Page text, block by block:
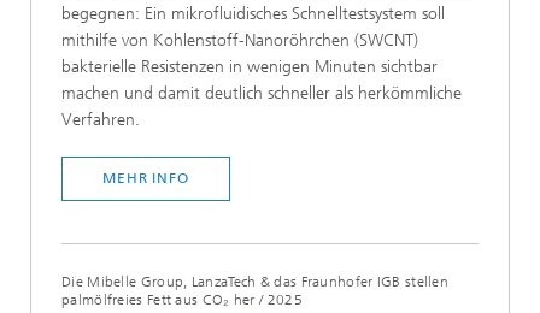
begegnen: Ein mikrofluidisches Schnelltestsystem soll
mithilfe von Kohlenstoff-Nanoröhrchen (SWCNT)
bakterielle Resistenzen in wenigen Minuten sichtbar
machen und damit deutlich schneller als herkömmliche
Verfahren.
MEHR INFO
Die Mibelle Group, LanzaTech & das Fraunhofer IGB stellen
palmölfreies Fett aus CO₂ her / 2025